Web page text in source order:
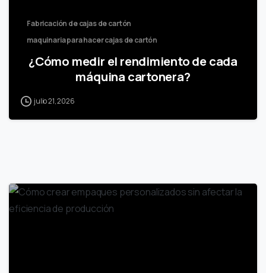
Fabricación de cajas de cartón
maquinaria para hacer cajas de cartón
¿Cómo medir el rendimiento de cada
máquina cartonera?
julio 21, 2026